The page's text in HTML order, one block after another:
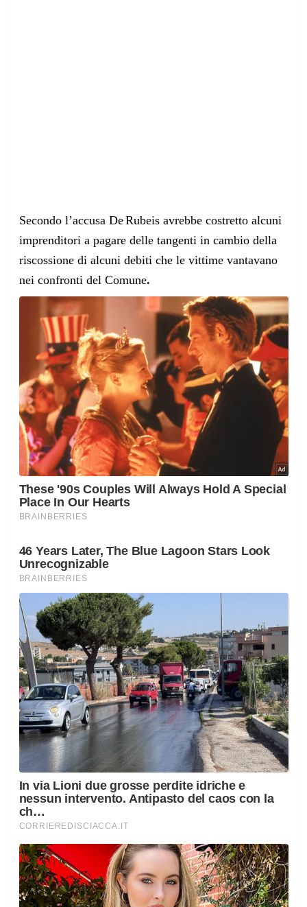
Secondo l’accusa DeRubeis avrebbe costretto alcuni
imprenditori a pagare delle tangenti in cambio della
riscossione di alcuni debiti che le vittime vantavano
nei confronti del Comune.